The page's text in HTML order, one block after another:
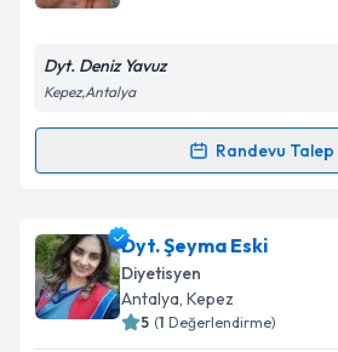
Kişisel verilerimin
Metni'ni okudum ve kişisel
Takvim Talebini
Dyt. Deniz Yavuz
Kepez,Antalya
Randevu Talep
Randevu Takvimi Talebi
Dyt. Deniz Yavuziçin randevu
oluşturun. Size bu uzmandan
takvim hazırlandığında e-posta
Dyt. Şeyma Eski
Diyetisyen
Antalya, Kepez
5 (1 Değerlendirme)